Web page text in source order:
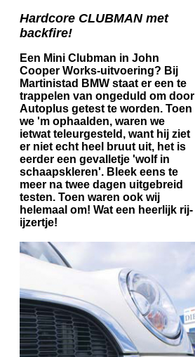
Hardcore CLUBMAN met
backfire!
Een Mini Clubman in John
Cooper Works-uitvoering? Bij
Martinistad BMW staat er een te
trappelen van ongeduld om door
Autoplus getest te worden. Toen
we 'm ophaalden, waren we
ietwat teleurgesteld, want hij ziet
er niet echt heel bruut uit, het is
eerder een gevalletje 'wolf in
schaapskleren'. Bleek eens te
meer na twee dagen uitgebreid
testen. Toen waren ook wij
helemaal om! Wat een heerlijk rij-
ijzertje!